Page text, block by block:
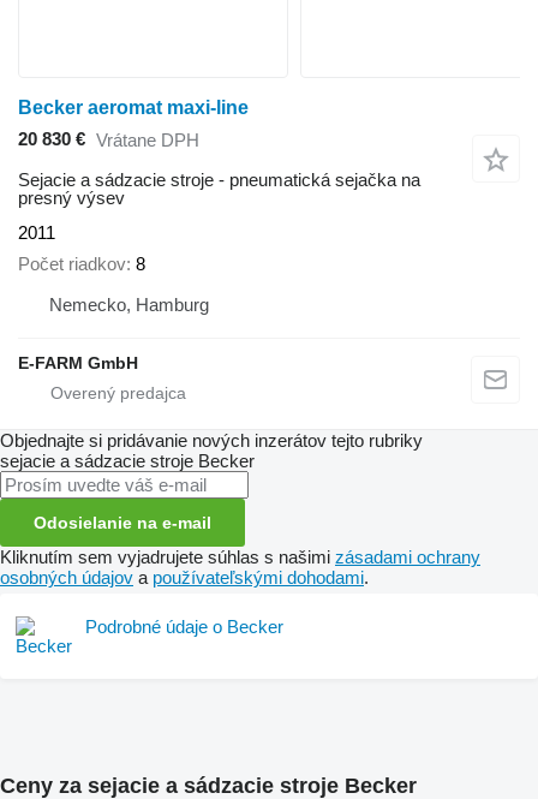
Becker aeromat maxi-line
20 830 € Vrátane DPH
Sejacie a sádzacie stroje - pneumatická sejačka na
presný výsev
2011
Počet riadkov 8
Nemecko, Hamburg
E-FARM GmbH
Objednajte si pridávanie nových inzerátov tejto rubriky
sejacie a sádzacie stroje Becker
Odosielanie na e-mail
Kliknutím sem vyjadrujete súhlas s našimi zásadami ochrany
osobných údajov a používateľskými dohodami.
Podrobné údaje o Becker
Ceny za sejacie a sádzacie stroje Becker